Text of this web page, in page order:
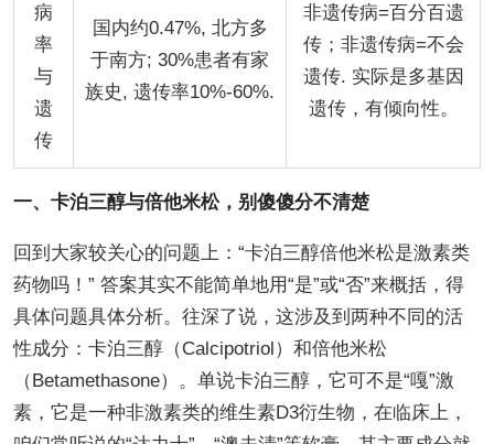
病
率
与
遗
传
国内约0.47%, 北方多
于南方; 30%患者有家
族史, 遗传率10%-60%.
非遗传病=百分百遗
传；非遗传病=不会
遗传. 实际是多基因
遗传，有倾向性。
一、卡泊三醇与倍他米松，别傻傻分不清楚
回到大家较关心的问题上：“卡泊三醇倍他米松是激素类
药物吗！” 答案其实不能简单地用“是”或“否”来概括，得
具体问题具体分析。往深了说，这涉及到两种不同的活
性成分：卡泊三醇（Calcipotriol）和倍他米松
（Betamethasone）。单说卡泊三醇，它可不是“嘎”激
素，它是一种非激素类的维生素D3衍生物，在临床上，